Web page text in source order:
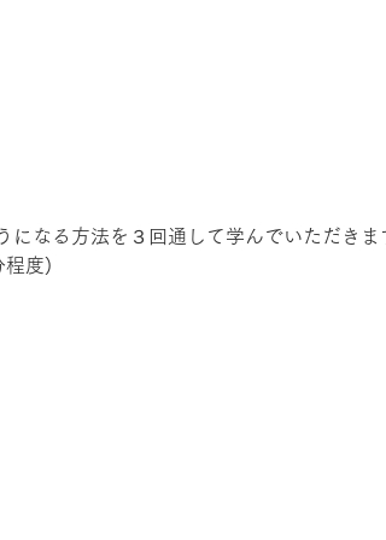
になる方法を３回通して学んでいただきま
程度)